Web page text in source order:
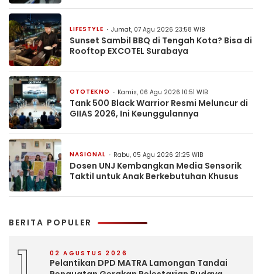
LIFESTYLE Jumat, 07 Agu 2026 23:58 WIB
Sunset Sambil BBQ di Tengah Kota? Bisa di
Rooftop EXCOTEL Surabaya
OTOTEKNO Kamis, 06 Agu 2026 10:51 WIB
Tank 500 Black Warrior Resmi Meluncur di
GIIAS 2026, Ini Keunggulannya
NASIONAL Rabu, 05 Agu 2026 21:25 WIB
Dosen UNJ Kembangkan Media Sensorik
Taktil untuk Anak Berkebutuhan Khusus
BERITA POPULER
1 02 AGUSTUS 2026
Pelantikan DPD MATRA Lamongan Tandai